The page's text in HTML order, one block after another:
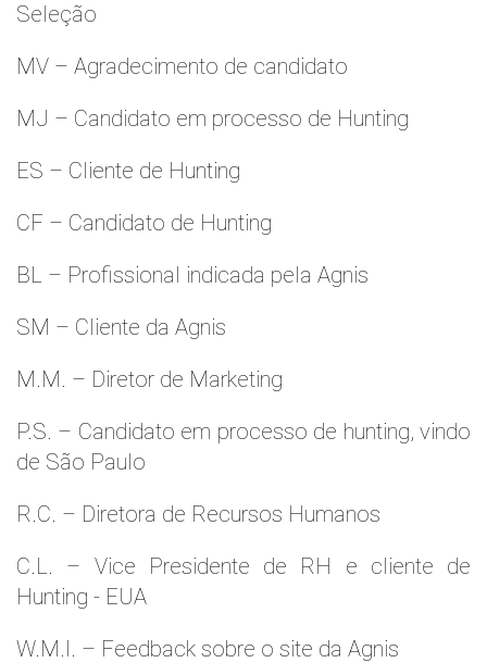
Seleção
MV – Agradecimento de candidato
MJ – Candidato em processo de Hunting
ES – Cliente de Hunting
CF – Candidato de Hunting
BL – Profissional indicada pela Agnis
SM – Cliente da Agnis
M.M. – Diretor de Marketing
P.S. – Candidato em processo de hunting, vindo
de São Paulo
R.C. – Diretora de Recursos Humanos
C.L. – Vice Presidente de RH e cliente de
Hunting - EUA
W.M.l. – Feedback sobre o site da Agnis